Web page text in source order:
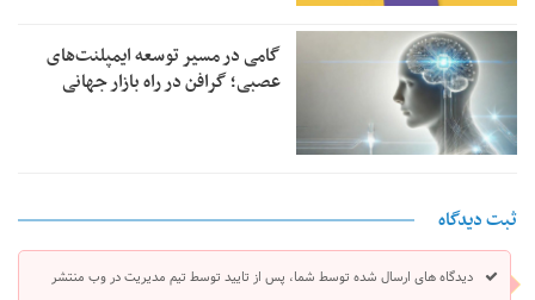
گامی در مسیر توسعه ایمپلنت‌های
عصبی؛ گرافن در راه بازار جهانی
ثبت دیدگاه
دیدگاه های ارسال شده توسط شما، پس از تایید توسط تیم مدیریت در وب منتشر